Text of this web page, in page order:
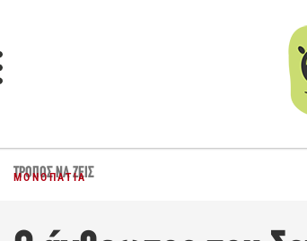
ΤΡΌΠΟΣ ΝΑ ΖΕΙΣ
ΜΟΝΟΠΆΤΙΑ